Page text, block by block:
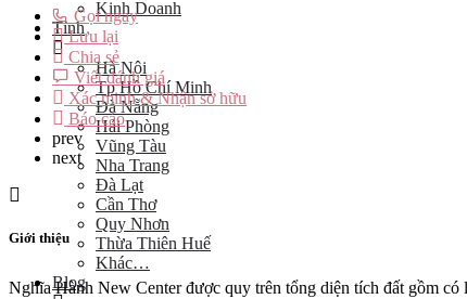
Kinh Doanh
Tỉnh
Hà Nội
Tp Hồ Chí Minh
Đà Nẵng
Hải Phòng
Vũng Tàu
Nha Trang
Đà Lạt
Cần Thơ
Quy Nhơn
Thừa Thiên Huế
Khác…
Blog
Gọi ngay
Lưu lại
Chia sẻ
Viết đánh giá
Xác minh & Nhận sở hữu
Báo cáo
prev
next
Giới thiệu
Nghĩa Hành New Center được quy trên tổng diện tích đất gồm